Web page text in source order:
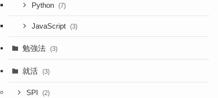
Python (7)
JavaScript (3)
勉強法 (3)
就活 (3)
SPI (2)